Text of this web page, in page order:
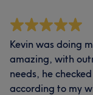
Kevin was doing
amazing, with
needs, he
according to my